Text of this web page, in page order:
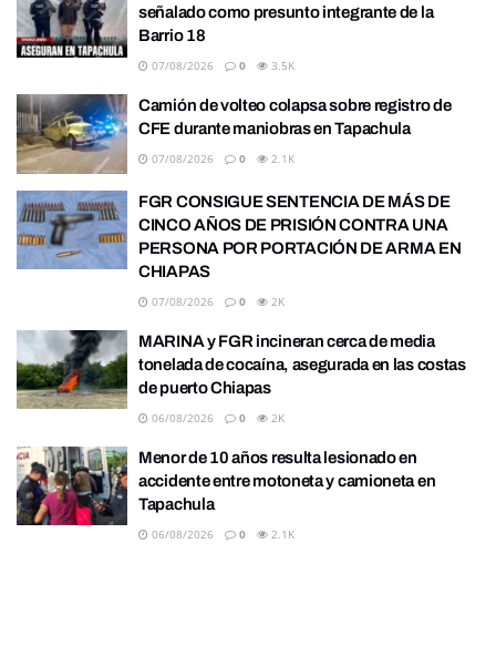
señalado como presunto integrante de la
Barrio 18
07/08/2026 0 3.5K
Camión de volteo colapsa sobre registro de
CFE durante maniobras en Tapachula
07/08/2026 0 2.1K
FGR CONSIGUE SENTENCIA DE MÁS DE
CINCO AÑOS DE PRISIÓN CONTRA UNA
PERSONA POR PORTACIÓN DE ARMA EN
CHIAPAS
07/08/2026 0 2K
MARINA y FGR incineran cerca de media
tonelada de cocaína, asegurada en las costas
de puerto Chiapas
06/08/2026 0 2K
Menor de 10 años resulta lesionado en
accidente entre motoneta y camioneta en
Tapachula
06/08/2026 0 2.1K